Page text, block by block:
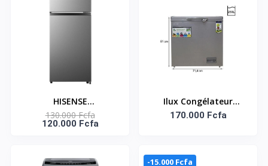
HISENSE
REFRIGERATEUR DEUX
PORTES SILVER 124L
130.000 Fcfa
120.000 Fcfa
Ilux Congélateur
Horizontal 250L -
170.000 Fcfa
-15.000 Fcfa